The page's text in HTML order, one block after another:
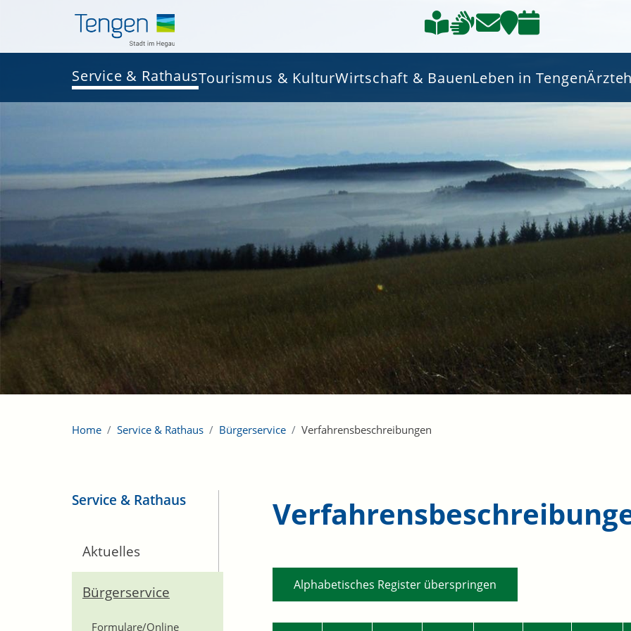
Service & RathausTourismus & KulturWirtschaft & BauenLeben in Tengen
Home Service & Rathaus Bürgerservice Verfahrensbeschreibungen
Service & Rathaus
Aktuelles
Bürgerservice
Formulare/Online
Alphabetisches Register überspringen